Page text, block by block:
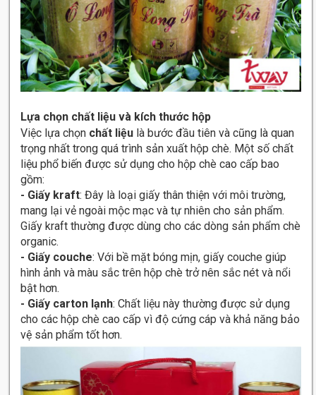
Lựa chọn chất liệu và kích thước hộp
Việc lựa chọn chất liệu là bước đầu tiên và cũng là quan
trọng nhất trong quá trình sản xuất hộp chè. Một số chất
liệu phổ biến được sử dụng cho hộp chè cao cấp bao
gồm:
- Giấy kraft: Đây là loại giấy thân thiện với môi trường,
mang lại vẻ ngoài mộc mạc và tự nhiên cho sản phẩm.
Giấy kraft thường được dùng cho các dòng sản phẩm chè
organic.
- Giấy couche: Với bề mặt bóng mịn, giấy couche giúp
hình ảnh và màu sắc trên hộp chè trở nên sắc nét và nổi
bật hơn.
- Giấy carton lạnh: Chất liệu này thường được sử dụng
cho các hộp chè cao cấp vì độ cứng cáp và khả năng bảo
vệ sản phẩm tốt hơn.